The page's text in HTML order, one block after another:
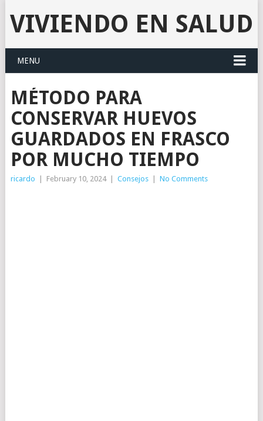
VIVIENDO EN SALUD
MENU
MÉTODO PARA
CONSERVAR HUEVOS
GUARDADOS EN FRASCO
POR MUCHO TIEMPO
ricardo February 10, 2024 Consejos No Comments